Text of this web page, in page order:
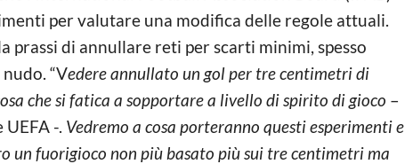
per valutare una modifica delle regole attuali.
prassi di annullare reti per scarti minimi, spesso
“Vedere annullato un gol per tre centimetri di
che si fatica a sopportare a livello di spirito di gioco –
-. Vedremo a cosa porteranno questi esperimenti e
un fuorigioco non più basato più sui tre centimetri ma